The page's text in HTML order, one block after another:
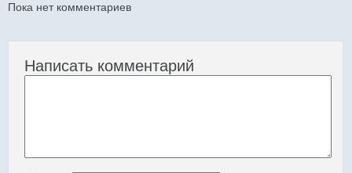
Пока нет комментариев
Написать комментарий